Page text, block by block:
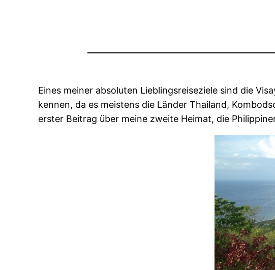
Eines meiner absoluten Lieblingsreiseziele sind die
kennen, da es meistens die Länder Thailand,
erster Beitrag über meine zweite Heimat, die